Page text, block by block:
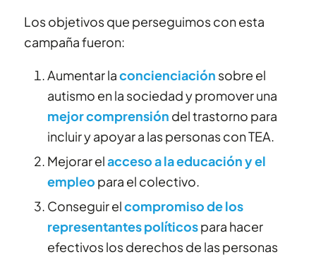
Los objetivos que perseguimos con esta
campaña fueron:
Aumentar laconcienciación sobre el
autismo en la sociedad y promover una
mejor comprensión del trastorno para
incluir y apoyar a las personas con TEA.
Mejorar elacceso a la educación y el
empleo para el colectivo.
Conseguir elcompromiso de los
representantes políticospara hacer
efectivos los derechos de las personas